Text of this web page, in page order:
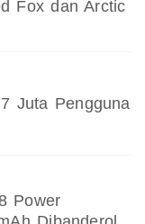
Fox dan Arctic
Juta Pengguna
Power